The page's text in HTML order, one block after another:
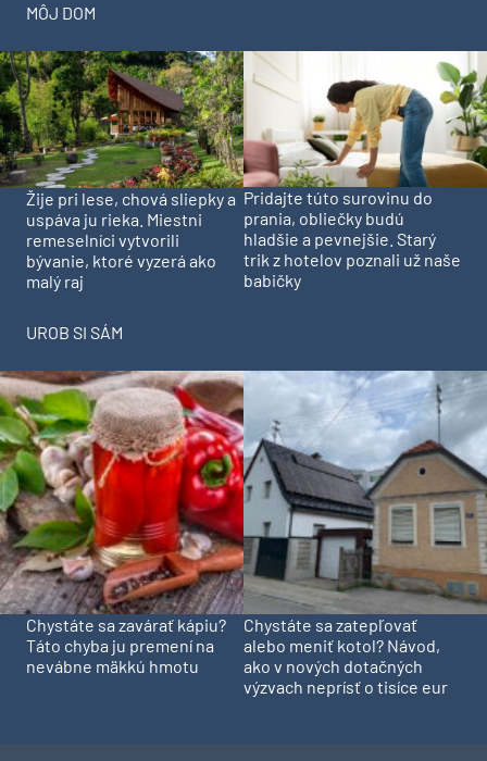
MÔJ DOM
Žije pri lese, chová sliepky a
uspáva ju rieka. Miestni
remeselníci vytvorili
bývanie, ktoré vyzerá ako
malý raj
Pridajte túto surovinu do
prania, obliečky budú
hladšie a pevnejšie. Starý
trik z hotelov poznali už naše
babičky
UROB SI SÁM
Chystáte sa zavárať kápiu?
Táto chyba ju premení na
nevábne mäkkú hmotu
Chystáte sa zatepľovať
alebo meniť kotol? Návod,
ako v nových dotačných
výzvach neprísť o tisíce eur